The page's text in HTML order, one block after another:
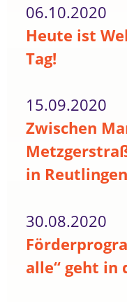
06.10.2020
Heute ist
Tag!
15.09.2020
Zwischen
in
30.08.2020
alle“ geht in